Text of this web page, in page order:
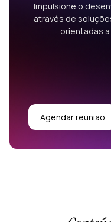
Impulsione o
através de
orientadas
Agendar reunião